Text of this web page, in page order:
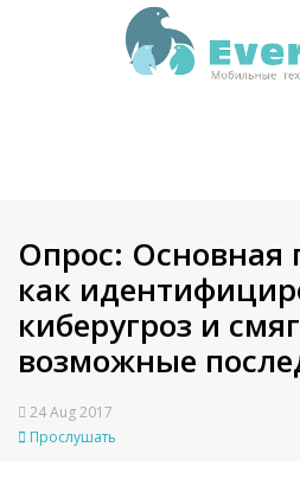
Опрос: Основная
как
киберугроз и
возможные
24 Aug 2017
Прослушать